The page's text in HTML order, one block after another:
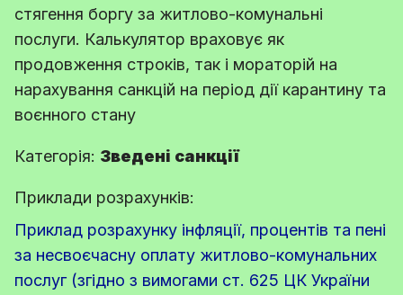
стягення боргу за житлово-комунальні
послуги. Калькулятор враховує як
продовження строків, так і мораторій на
нарахування санкцій на період дії карантину та
воєнного стану
Категорія: Зведені санкції
Приклади розрахунків:
Приклад розрахунку інфляції, процентів та пені
за несвоєчасну оплату житлово-комунальних
послуг (згідно з вимогами ст. 625 ЦК України